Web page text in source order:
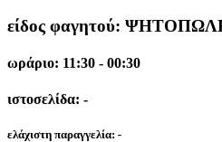
είδος φαγητού:
ωράριο: 11:30 - 00:30
ιστοσελίδα: -
ελάχιστη παραγγελία: -